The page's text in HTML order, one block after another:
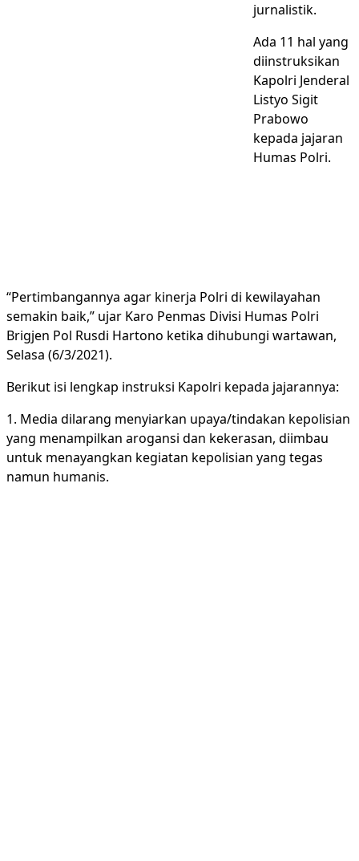
jurnalistik.
Ada 11 hal yang
diinstruksikan
Kapolri Jenderal
Listyo Sigit
Prabowo
kepada jajaran
Humas Polri.
“Pertimbangannya agar kinerja Polri di kewilayahan
semakin baik,” ujar Karo Penmas Divisi Humas Polri
Brigjen Pol Rusdi Hartono ketika dihubungi wartawan,
Selasa (6/3/2021).
Berikut isi lengkap instruksi Kapolri kepada jajarannya:
1. Media dilarang menyiarkan upaya/tindakan kepolisian
yang menampilkan arogansi dan kekerasan, diimbau
untuk menayangkan kegiatan kepolisian yang tegas
namun humanis.